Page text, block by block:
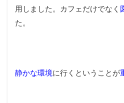
用しました。カフェだけでなく
た。
静かな環境に行くということが